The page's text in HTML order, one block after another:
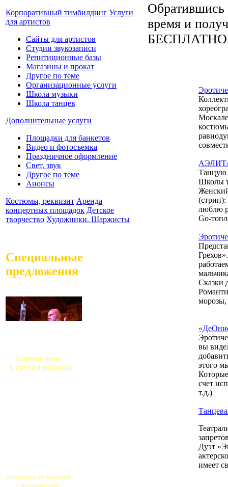
Корпоративный тимбилдинг Услуги
для артистов
Сайты для артистов
Студии звукозаписи
Репитиционные базы
Магазины и прокат
Другое по теме
Организационные услуги
Школа музыки
Школа танцев
Дополнительные услуги
Площадки для банкетов
Видео и фотосъемка
Праздничное оформление
Свет, звук
Другое по теме
Анонсы
Костюмы, реквизит Аренда
концертных площадок Детское
творчество Художники. Шаржисты
Специальные
предложения
Бармен-шоу
Сергея Грибкова
Пирамида из бокалов
с шампанским
Обратившись
время и
АЭЛИТА
Танцую
Школы
(стрип):
люблю
Go-
Сказки
морозы,
вы
этого
счет
т.д.)
Дуэт
имеет